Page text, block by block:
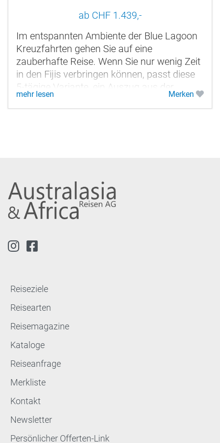
ab CHF 1.439,-
Im entspannten Ambiente der Blue Lagoon
Kreuzfahrten gehen Sie auf eine
zauberhafte Reise. Wenn Sie nur wenig Zeit
in den Fijis verbringen können, passt diese
5-tägige Variante, ein Auszug aus der
kompletten 8-tägigen Route, besser in...
mehr lesen Merken
Reiseziele
Reisearten
Reisemagazine
Kataloge
Reiseanfrage
Merkliste
Kontakt
Newsletter
Persönlicher Offerten-Link